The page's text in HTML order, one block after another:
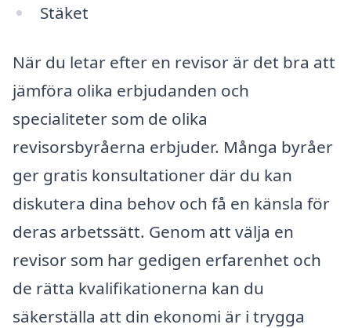
Stäket
När du letar efter en revisor är det bra att
jämföra olika erbjudanden och
specialiteter som de olika
revisorsbyråerna erbjuder. Många byråer
ger gratis konsultationer där du kan
diskutera dina behov och få en känsla för
deras arbetssätt. Genom att välja en
revisor som har gedigen erfarenhet och
de rätta kvalifikationerna kan du
säkerställa att din ekonomi är i trygga